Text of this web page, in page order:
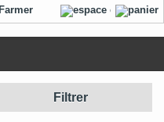
Filtrer